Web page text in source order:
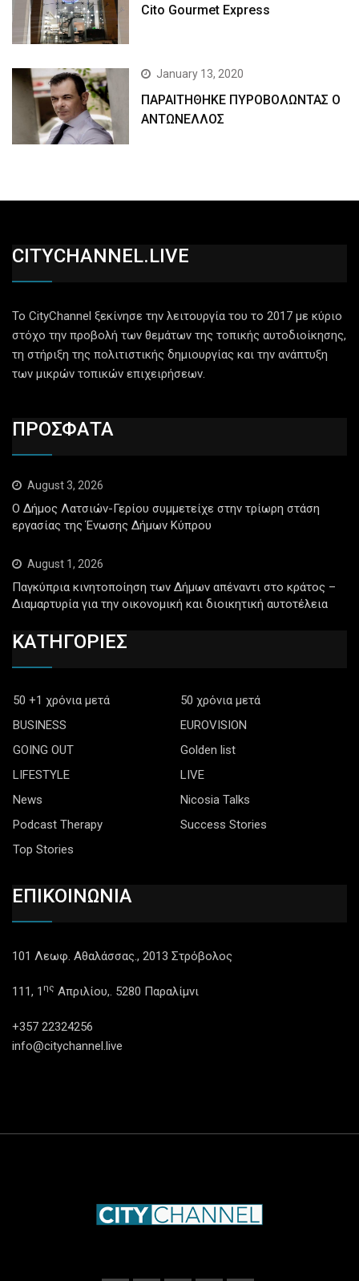
Cito Gourmet Express
January 13, 2020
ΠΑΡΑΙΤΗΘΗΚΕ ΠΥΡΟΒΟΛΩΝΤΑΣ Ο
ΑΝΤΩΝΕΛΛΟΣ
CITYCHANNEL.LIVE
Το CityChannel ξεκίνησε την λειτουργία του το 2017 με κύριο
στόχο την προβολή των θεμάτων της τοπικής αυτοδιοίκησης,
τη στήριξη της πολιτιστικής δημιουργίας και την ανάπτυξη
των μικρών τοπικών επιχειρήσεων.
ΠΡΟΣΦΑΤΑ
August 3, 2026
Ο Δήμος Λατσιών-Γερίου συμμετείχε στην τρίωρη στάση
εργασίας της Ένωσης Δήμων Κύπρου
August 1, 2026
Παγκύπρια κινητοποίηση των Δήμων απέναντι στο κράτος –
Διαμαρτυρία για την οικονομική και διοικητική αυτοτέλεια
ΚΑΤΗΓΟΡΙΕΣ
50 +1 χρόνια μετά
50 χρόνια μετά
BUSINESS
EUROVISION
GOING OUT
Golden list
LIFESTYLE
LIVE
News
Nicosia Talks
Podcast Therapy
Success Stories
Top Stories
ΕΠΙΚΟΙΝΩΝΙΑ
101 Λεωφ. Αθαλάσσας., 2013 Στρόβολος
111, 1 ης Απριλίου,. 5280 Παραλίμνι
+357 22324256
info@citychannel.live